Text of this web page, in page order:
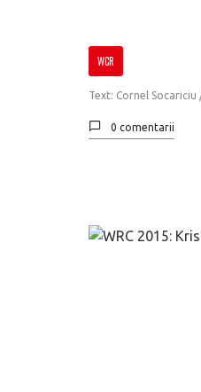
WCR
Text: Cornel
0 comentarii